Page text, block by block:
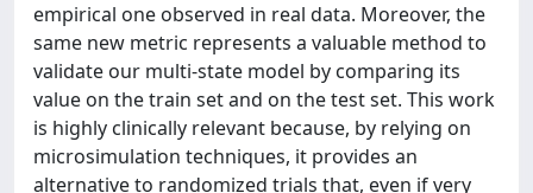
empirical one observed in real data. Moreover, the
same new metric represents a valuable method to
validate our multi-state model by comparing its
value on the train set and on the test set. This work
is highly clinically relevant because, by relying on
microsimulation techniques, it provides an
alternative to randomized trials that, even if very